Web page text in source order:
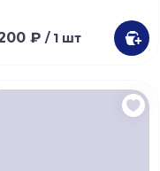
₽ / 1 шт